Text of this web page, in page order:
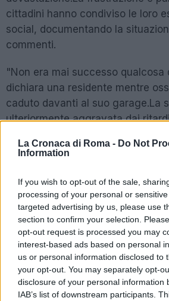
La Cronaca di Roma - Do Not
Information
If you wish to opt-out of the sale,
processing of your personal or
targeted advertising by us, please use
section to confirm your selection.
opt-out request is processed you may
interest-based ads based on personal
us or personal information disclosed to
your opt-out. You may separately opt-
disclosure of your personal information
IAB’s list of downstream participants.
cittadini hanno condiviso le loro
social, documentando la
commenti.
"Non era mai successo qualcosa
dichiara una residente mentre
caduto davanti al suo garage.La
ulteriormente aggravata dai
pubblici, specialmente per gli
a fronteggiare l'incertezza nel
per rimuovere i detriti e valutare i
episodio fa emergere domande
preparazione della città di fronte
Non è solo una questione di
crescente percezione che la
dell'urbanistica e delle
rivista in profondità.I cittadini
concrete e tempestive da parte